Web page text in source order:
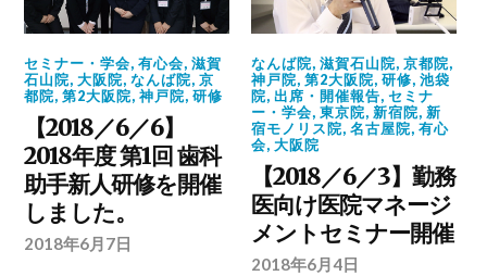
セミナー・学会,有心会,滋賀
石山院,大阪院,なんば院,京
都院,第2大阪院,神戸院,研修
【2018／6／6】
2018年度 第1回 歯科
助手新人研修を開催
しました。
2018年6月7日
なんば院,滋賀石山院,京都院,
神戸院,第2大阪院,研修,池袋
院,出席・開催報告,セミナ
ー・学会,東京院,新宿院,新
宿モノリス院,名古屋院,有心
会,大阪院
【2018／6／3】勤務
医向け医院マネージ
メントセミナー開催
2018年6月4日